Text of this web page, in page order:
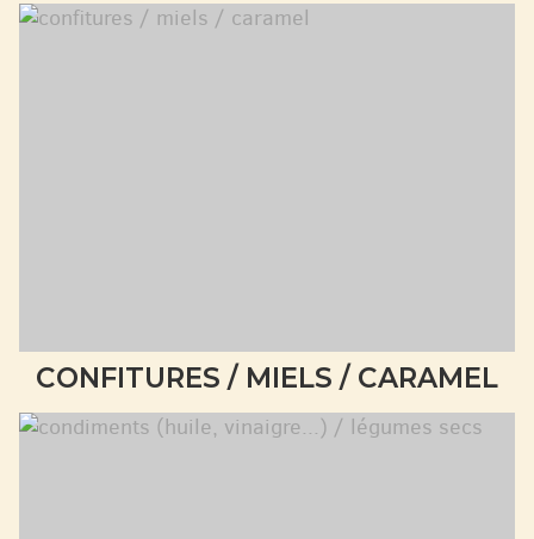
CONFITURES / MIELS / CARAMEL